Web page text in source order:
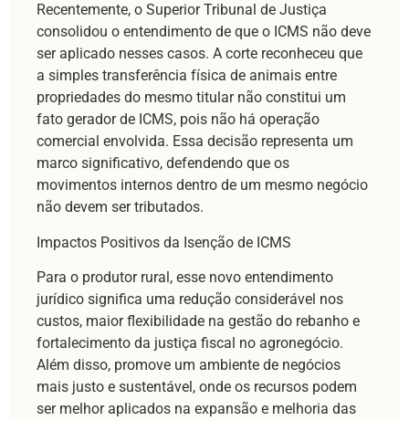
Recentemente, o Superior Tribunal de Justiça
consolidou o entendimento de que o ICMS não deve
ser aplicado nesses casos. A corte reconheceu que
a simples transferência física de animais entre
propriedades do mesmo titular não constitui um
fato gerador de ICMS, pois não há operação
comercial envolvida. Essa decisão representa um
marco significativo, defendendo que os
movimentos internos dentro de um mesmo negócio
não devem ser tributados.
Impactos Positivos da Isenção de ICMS
Para o produtor rural, esse novo entendimento
jurídico significa uma redução considerável nos
custos, maior flexibilidade na gestão do rebanho e
fortalecimento da justiça fiscal no agronegócio.
Além disso, promove um ambiente de negócios
mais justo e sustentável, onde os recursos podem
ser melhor aplicados na expansão e melhoria das